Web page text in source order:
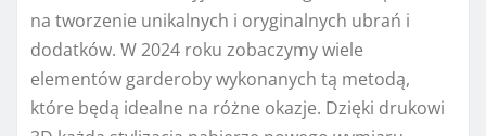
na tworzenie unikalnych i oryginalnych ubrań i
dodatków. W 2024 roku zobaczymy wiele
elementów garderoby wykonanych tą metodą,
które będą idealne na różne okazje. Dzięki drukowi